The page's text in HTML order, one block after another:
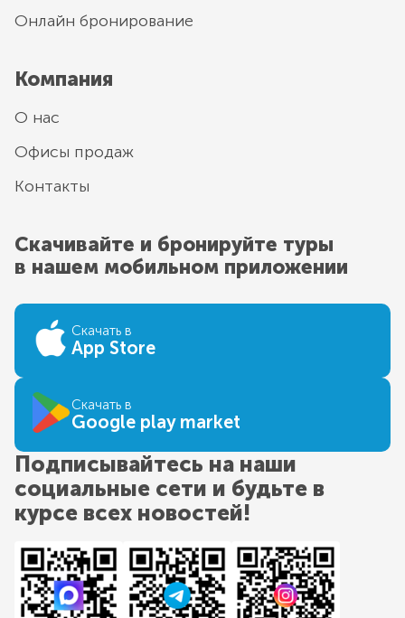
Онлайн бронирование
Компания
О нас
Офисы продаж
Контакты
Скачивайте и бронируйте туры
в нашем мобильном приложении
Скачать в
App Store
Скачать в
Google play market
Подписывайтесь на наши
социальные сети и будьте в
курсе всех новостей!